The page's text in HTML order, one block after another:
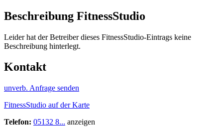
Beschreibung FitnessStudio
Leider hat der Betreiber dieses FitnessStudio-Eintrags keine
Beschreibung hinterlegt.
Kontakt
unverb. Anfrage senden
FitnessStudio auf der Karte
Telefon: 05132 8... anzeigen